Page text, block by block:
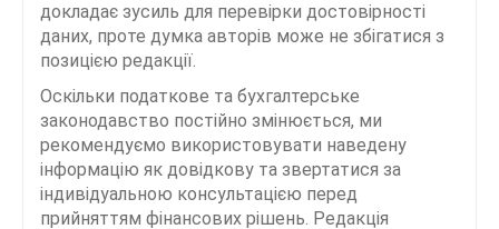
докладає зусиль для перевірки достовірності
даних, проте думка авторів може не збігатися з
позицією редакції.
Оскільки податкове та бухгалтерське
законодавство постійно змінюється, ми
рекомендуємо використовувати наведену
інформацію як довідкову та звертатися за
індивідуальною консультацією перед
прийняттям фінансових рішень. Редакція